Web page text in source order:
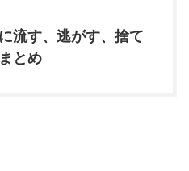
流す、逃がす、捨て
とめ